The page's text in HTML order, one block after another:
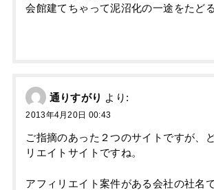
会館建てちゃって泥沼化の一途をたど
通りすがり より:
2013年4月20日 00:43
ご指摘のあった２つのサイトですが、
リエイトサイトですね。
アフィリエイト案件がある会社の社名